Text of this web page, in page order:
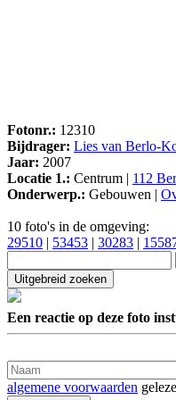
Fotonr.: 12310
Bijdrager: Lies van Berlo-
Jaar: 2007
Locatie 1.: Centrum | 112
Onderwerp.: Gebouwen |
10 foto's in de omgeving:
29510
53453 30283
Een reactie op deze foto
algemene voorwaarden